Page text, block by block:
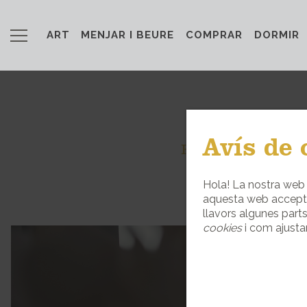
ART MENJAR I BEURE COMPRAR DORMIR
HOTELS I
Avís de
Hola! La nostra
aquesta web
llavors algunes
cookiesi com